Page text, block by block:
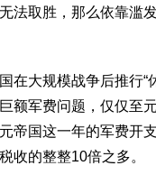
法取胜，那么依靠滥
在大规模战争后推行
额军费问题，仅仅至
帝国这一年的军费开
收的整整10倍之多。